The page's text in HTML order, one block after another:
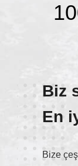
Biz
En
Bize